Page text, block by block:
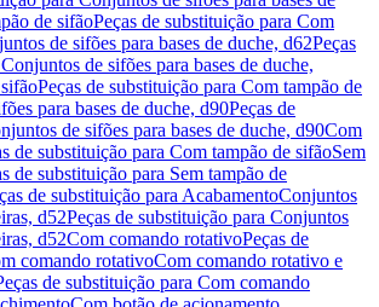
de sifãoPeças de substituição para Com
de sifões para bases de duche, d62Peças
de sifões para bases de duche,
Peças de substituição para Com tampão de
para bases de duche, d90Peças de
de sifões para bases de duche, d90Com
de substituição para Com tampão de sifãoSem
de substituição para Sem tampão de
de substituição para AcabamentoConjuntos
d52Peças de substituição para Conjuntos
d52Com comando rotativoPeças de
comando rotativoCom comando rotativo e
de substituição para Com comando